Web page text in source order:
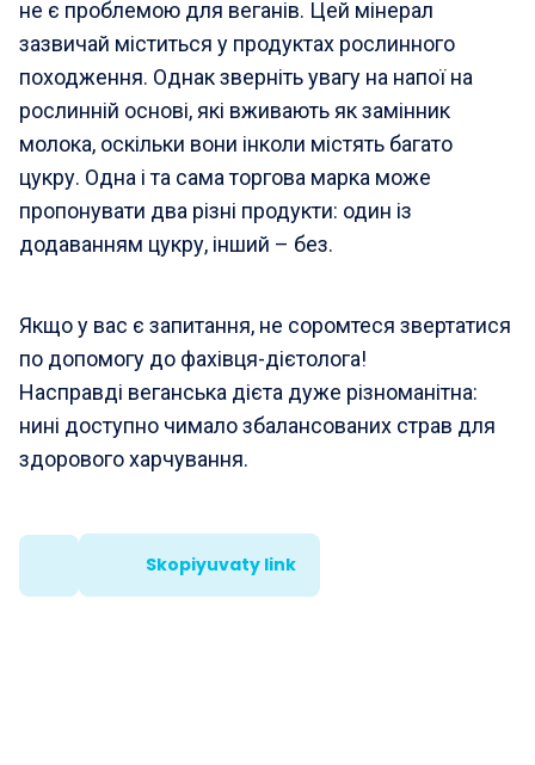
не є проблемою для веганів. Цей мінерал
зазвичай міститься у продуктах рослинного
походження. Однак зверніть увагу на напої на
рослинній основі, які вживають як замінник
молока, оскільки вони інколи містять багато
цукру. Одна і та сама торгова марка може
пропонувати два різні продукти: один із
додаванням цукру, інший – без.
Якщо у вас є запитання, не соромтеся звертатися
по допомогу до фахівця-дієтолога!
Насправді веганська дієта дуже різноманітна:
нині доступно чимало збалансованих страв для
здорового харчування.
Skopiyuvaty link